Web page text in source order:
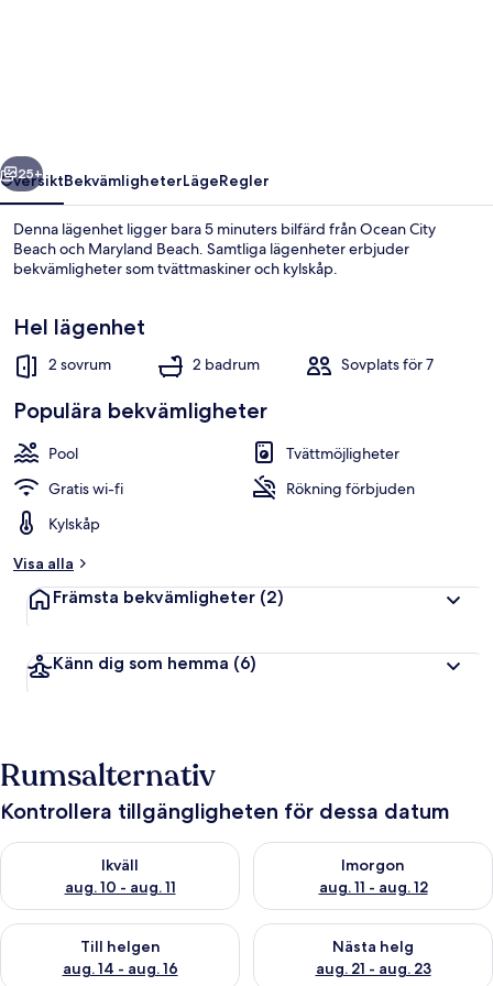
by
RedAwning
Lägenhet - 2 sovrum | Exteriör
Nästa
25+
ÖversiktBekvämligheterLägeRegler
Denna lägenhet ligger bara 5 minuters bilfärd från Ocean City
Beach och Maryland Beach. Samtliga lägenheter erbjuder
bekvämligheter som tvättmaskiner och kylskåp.
Hel lägenhet
2 sovrum 2 badrum Sovplats för 7
Populära bekvämligheter
Pool
Tvättmöjligheter
Gratis wi-fi
Rökning förbjuden
Kylskåp
Visa alla
Främsta bekvämligheter (2)
Känn dig som hemma (6)
Rumsalternativ
Kontrollera tillgängligheten för dessa datum
Ikväll
aug. 10 - aug. 11
Kontrollera tillgängligheten för ikväll aug. 10 - aug. 11
Imorgon
aug. 11 - aug. 12
Kontrollera tillgängligheten
Till helgen
aug. 14 - aug. 16
Kontrollera tillgängligheten för den här helgen aug. 14 - aug.
Nästa helg
aug. 21 - aug. 23
Kontrollera tillgängligheten